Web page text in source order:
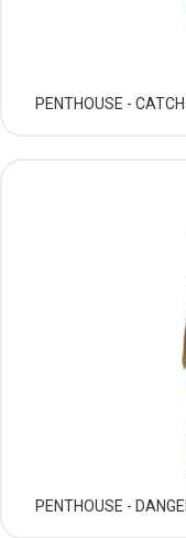
PENTHOUSE -
PENTHOUSE -